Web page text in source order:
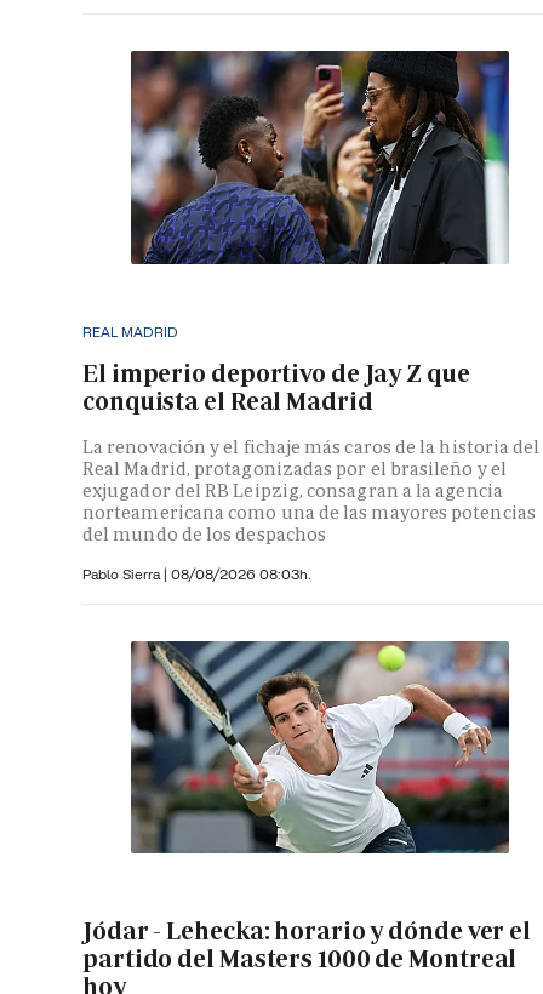
REAL MADRID
El imperio deportivo de Jay Z que
conquista el Real Madrid
La renovación y el fichaje más caros de la historia del
Real Madrid, protagonizadas por el brasileño y el
exjugador del RB Leipzig, consagran a la agencia
norteamericana como una de las mayores potencias
del mundo de los despachos
Pablo Sierra | 08/08/2026 08:03h.
Jódar - Lehecka: horario y dónde ver el
partido del Masters 1000 de Montreal
hoy